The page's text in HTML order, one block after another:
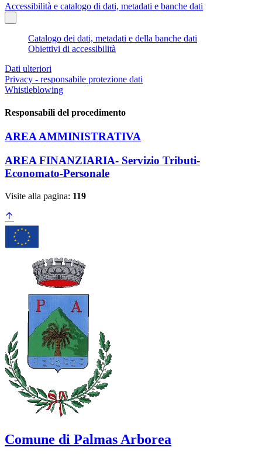
Accessibilità e catalogo di dati, metadati e banche dati
Catalogo dei dati, metadati e della banche dati
Obiettivi di accessibilità
Dati ulteriori
Privacy - responsabile protezione dati
Whistleblowing
Responsabili del procedimento
AREA AMMINISTRATIVA
AREA FINANZIARIA- Servizio Tributi-
Economato-Personale
Visite alla pagina: 119
Comune di Palmas Arborea